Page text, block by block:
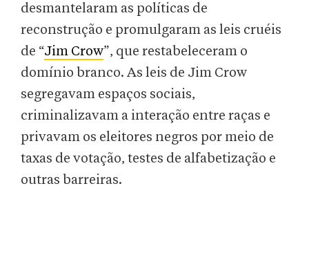
desmantelaram as políticas de
reconstrução e promulgaram as leis cruéis
de “Jim Crow”, que restabeleceram o
domínio branco. As leis de Jim Crow
segregavam espaços sociais,
criminalizavam a interação entre raças e
privavam os eleitores negros por meio de
taxas de votação, testes de alfabetização e
outras barreiras.